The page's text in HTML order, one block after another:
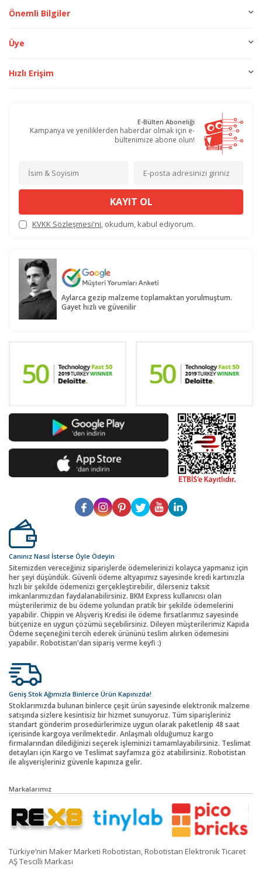
Önemli Bilgiler
Üye
Hızlı Erişim
E-Bülten Aboneliği
Kampanya ve yeniliklerden haberdar olmak için e-
bültenimize abone olun!
KAYIT OL
KVKK Sözleşmesi'ni, okudum, kabul ediyorum.
Aylarca gezip malzeme toplamaktan yorulmuştum.
Gayet hızlı ve güvenilir
Canınız Nasıl İsterse Öyle Ödeyin
Sitemizden vereceğiniz siparişlerde ödemelerinizi kolayca yapmanız için
her şeyi düşündük. Güvenli ödeme altyapımız sayesinde kredi kartınızla
hızlı bir şekilde ödemenizi gerçekleştirebilir, dilerseniz taksit
imkanlarımızdan faydalanabilirsiniz. BKM Express kullanıcısı olan
müşterilerimiz de bu ödeme yolundan pratik bir şekilde ödemelerini
yapabilir. Chippin ve Alışveriş Kredisi ile ödeme fırsatlarımız sayesinde
bütçenize en uygun çözümü seçebilirsiniz. Dileyen müşterilerimiz Kapıda
Ödeme seçeneğini tercih ederek ürününü teslim alırken ödemesini
yapabilir. Robotistan'dan sipariş verme keyfi :)
Geniş Stok Ağımızla Binlerce Ürün Kapınızda!
Stoklarımızda bulunan binlerce çeşit ürün sayesinde elektronik malzeme
satışında sizlere kesintisiz bir hizmet sunuyoruz. Tüm siparişleriniz
standart gönderim prosedürlerimize uygun olarak paketlenip 48 saat
içerisinde kargoya verilmektedir. Anlaşmalı olduğumuz kargo
firmalarından dilediğinizi seçerek işleminizi tamamlayabilirsiniz. Teslimat
detayları için Kargo ve Teslimat sayfamıza göz atabilirsiniz. Robotistan
ile alışverişleriniz güvenle kapınıza gelir.
Markalarımız
Türkiye’nin Maker Marketi Robotistan, Robotistan Elektronik Ticaret
AŞ Tescilli Markası